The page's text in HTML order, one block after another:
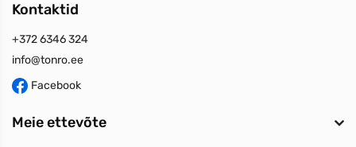
Kontaktid
+372 6346 324
info@tonro.ee
Facebook
Meie ettevõte